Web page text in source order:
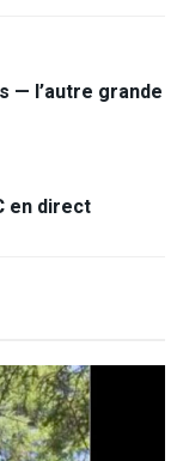
— l’autre grande
en direct